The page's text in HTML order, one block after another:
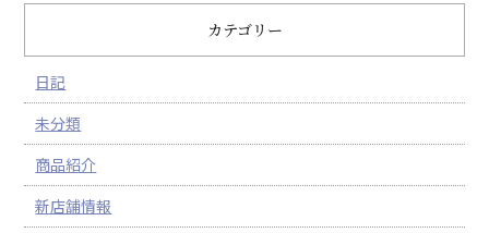
カテゴリー
日記
未分類
商品紹介
新店舗情報